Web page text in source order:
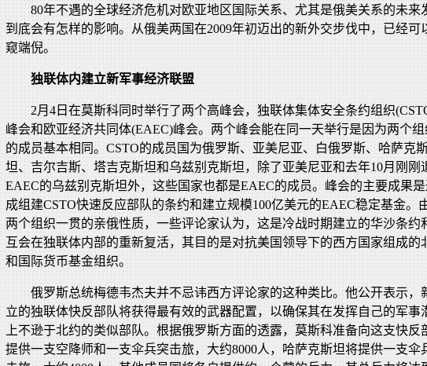
80年不遇的全球经济危机对欧亚地区国际关系、尤其是俄美关系的未来
到底会有怎样的影响。从俄美两国在2009年初迈出的新外交步伐中，已经可
窥端倪。
独联体内建立新军事经济联盟
2月4日在莫斯科同时举行了两个高峰会，独联体集体安全条约组织
峰会和欧亚经济共同体(EAEC)峰会。两个峰会能在同一天举行是因为两个组
的成员基本相同。CSTO的成员国为俄罗斯、亚美尼亚、白俄罗斯、哈萨克
坦、吉尔吉斯、塔吉克斯坦和乌兹别克斯坦，除了亚美尼亚和去年10月刚刚
EAEC的乌兹别克斯坦外，这些国家也都是EAEC的成员。峰会的主要成果
成组建CSTO快速反应部队的条约和建立规模100亿美元的EAEC稳定基金。
两个组织一贯的亲俄性质，一些评论家认为，这是冷战时期建立的华沙条约
互会在独联体内部的重新复活，其目的是对抗美国领导下的西方国家组成的
和国际货币基金组织。
俄罗斯总统梅德韦杰夫并不忌讳西方评论家的这种类比。他公开表示，
立的独联体快反部队将获得最有效的武器配置，以确保其在发挥自己的军事
上不逊于北约的类似部队。根据俄罗斯方面的透露，莫斯科准备向这支快反
提供一支空降师和一支伞兵突击旅，大约8000人，哈萨克斯坦将提供一支伞